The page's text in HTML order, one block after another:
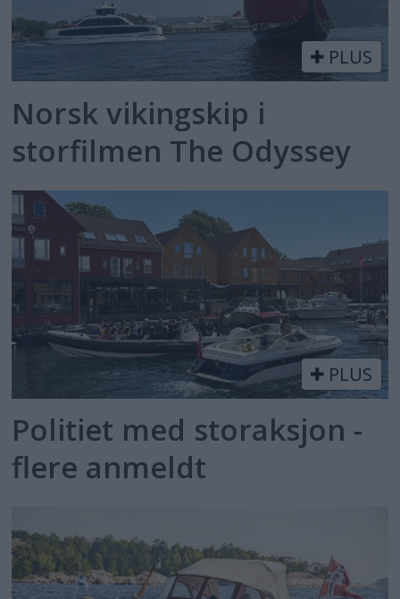
PLUS
Norsk vikingskip i
storfilmen The Odyssey
PLUS
Politiet med storaksjon -
flere anmeldt